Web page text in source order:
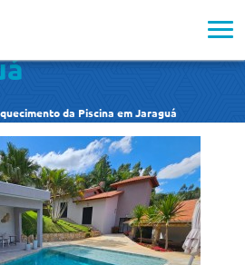
da Piscina
da Piscina em Jaraguá